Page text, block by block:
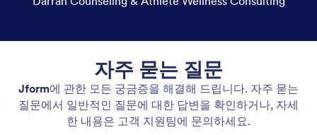
자주 묻는 질문
Jform에 관한 모든 궁금증을 해결해 드립니다. 자주 묻는
질문에서 일반적인 질문에 대한 답변을 확인하거나, 자세
한 내용은 고객 지원팀에 문의하세요.